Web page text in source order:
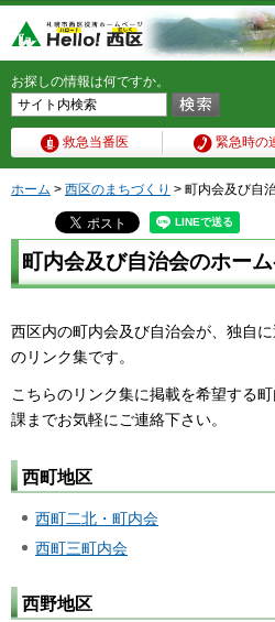
お探しの情報は何ですか。
救急当番医 緊急時の
ホーム > 西区のまちづくり > 町内会及び自
町内会及び自治会のホー
西区内の町内会及び自治会が、独自
のリンク集です。
こちらのリンク集に掲載を希望する
課までお気軽にご連絡下さい。
西町地区
西町二北・町内会
西町三町内会
西野地区